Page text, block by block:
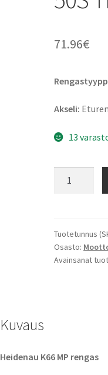
71.96€
Akseli:
13
-
17
50S
Tuotetunnus
Osasto:
Avainsanat
Kuvaus
Heidenau K66 MP rengas